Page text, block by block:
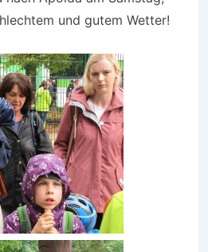
und gutem Wetter!